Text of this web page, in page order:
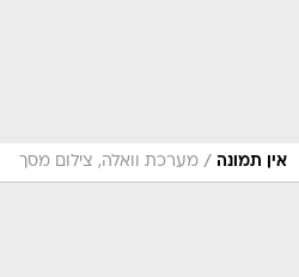
אין תמונה / מערכת וואלה, צילום מסך